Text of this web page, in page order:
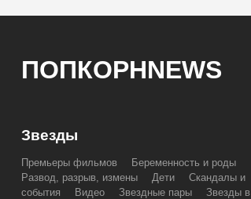
ПОПКОРНNEWS
Звезды
Премьеры фильмов
Беременность и роды
Развод, разрыв, измены
Дети
Скандалы и
события
Видео Звездные пары Звезды в